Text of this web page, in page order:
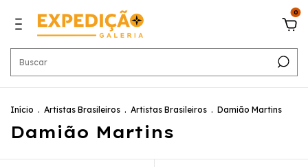
0
Início . Artistas Brasileiros . Artistas Brasileiros . Damião Martins
Damião Martins